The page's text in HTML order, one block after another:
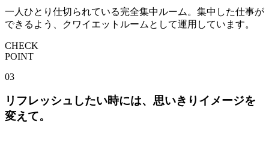
一人ひとり仕切られている完全集中ルーム。集中した仕事が
できるよう、クワイエットルームとして運用しています。
CHECK
POINT
03
リフレッシュしたい時には、思いきりイメージを
変えて。